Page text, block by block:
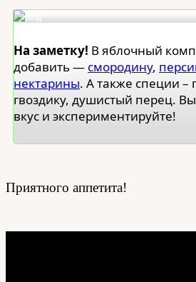
На заметку! В яблочный
добавить — смородину,
нектарины. А также специи –
гвоздику, душистый перец.
вкус и экспериментируйте!
Приятного аппетита!